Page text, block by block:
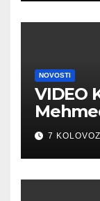
NOVOSTI
VIDEO
7